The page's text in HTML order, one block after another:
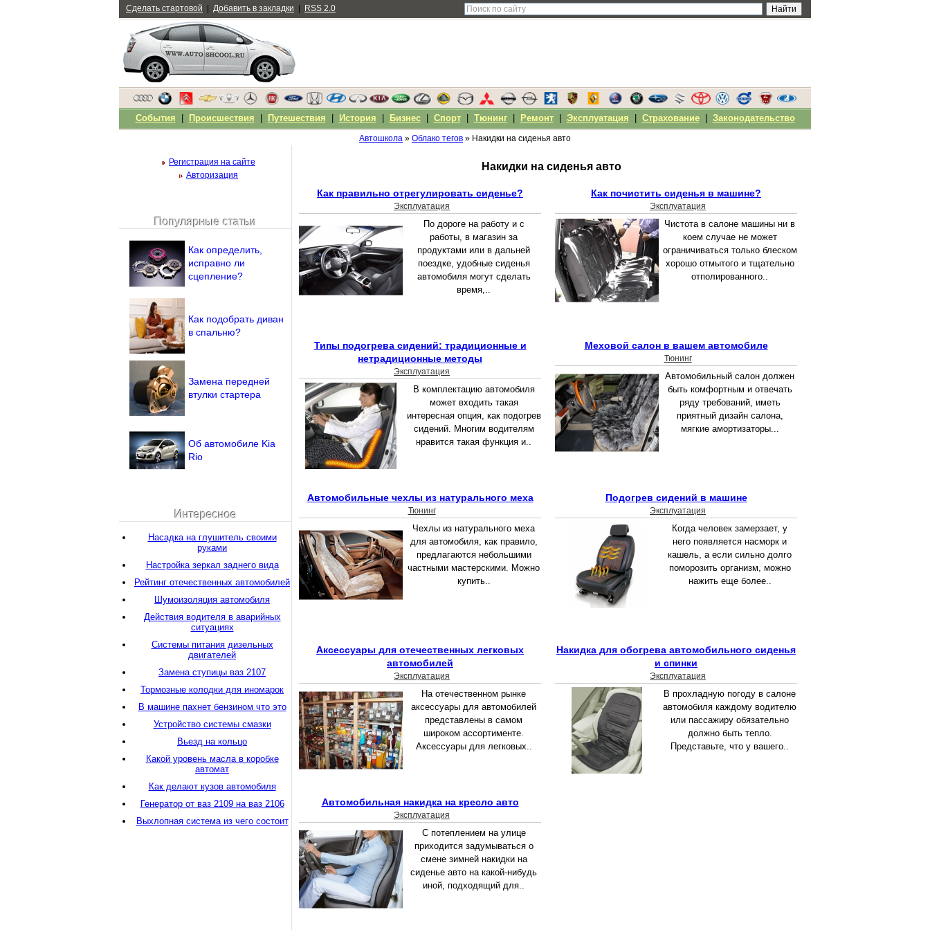
Автошкола » Облако тегов » Накидки на сиденья авто
Накидки на сиденья авто
Как правильно отрегулировать сиденье?
Эксплуатация
По дороге на работу и с
работы, в магазин за
продуктами или в дальней
поездке, удобные сиденья
автомобиля могут сделать
время,..
Как почистить сиденья в машине?
Эксплуатация
Чистота в салоне машины ни в
коем случае не может
ограничиваться только блеском
хорошо отмытого и тщательно
отполированного..
Типы подогрева сидений: традиционные и
нетрадиционные методы
Эксплуатация
В комплектацию автомобиля
может входить такая
интересная опция, как подогрев
сидений. Многим водителям
нравится такая функция и..
Меховой салон в вашем автомобиле
Тюнинг
Автомобильный салон должен
быть комфортным и отвечать
ряду требований, иметь
приятный дизайн салона,
мягкие амортизаторы...
Автомобильные чехлы из натурального меха
Тюнинг
Чехлы из натурального меха
для автомобиля, как правило,
предлагаются небольшими
частными мастерскими. Можно
купить..
Подогрев сидений в машине
Эксплуатация
Когда человек замерзает, у
него появляется насморк и
кашель, а если сильно долго
поморозить организм, можно
нажить еще более..
Аксессуары для отечественных легковых
автомобилей
Эксплуатация
На отечественном рынке
аксессуары для автомобилей
представлены в самом
широком ассортименте.
Аксессуары для легковых..
Накидка для обогрева автомобильного сиденья
и спинки
Эксплуатация
В прохладную погоду в салоне
автомобиля каждому водителю
или пассажиру обязательно
должно быть тепло.
Представьте, что у вашего..
Автомобильная накидка на кресло авто
Эксплуатация
С потеплением на улице
приходится задумываться о
смене зимней накидки на
сиденье авто на какой-нибудь
иной, подходящий для..
Регистрация на сайте
Авторизация
Напомнить пароль?
Популярные статьи
Как определить,
исправно ли
сцепление?
Как подобрать диван
в спальню?
Замена передней
втулки стартера
Об автомобиле Kia
Rio
Интересное
Насадка на глушитель своими
руками
Настройка зеркал заднего вида
Рейтинг отечественных автомобилей
Шумоизоляция автомобиля
Действия водителя в аварийных
ситуациях
Системы питания дизельных
двигателей
Замена ступицы ваз 2107
Тормозные колодки для иномарок
В машине пахнет бензином что это
Устройство системы смазки
Вьезд на кольцо
Какой уровень масла в коробке
автомат
Как делают кузов автомобиля
Генератор от ваз 2109 на ваз 2106
Выхлопная система из чего состоит
Сделать стартовой Добавить в закладки RSS 2.0
События Происшествия Путешествия История Бизнес| Спорт| Тюнинг| Ремонт| Эксплуатация Страхование| Законодательство